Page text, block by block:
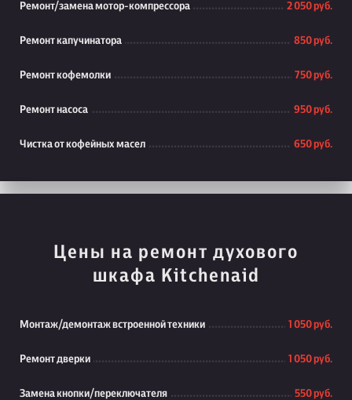
Ремонт/замена мотор-компрессора 2 050 руб.
Ремонт капучинатора 850 руб.
Ремонт кофемолки 750 руб.
Ремонт насоса 950 руб.
Чистка от кофейных масел 650 руб.
Цены на ремонт духового
шкафа Kitchenaid
Монтаж/демонтаж встроенной техники 1 050 руб.
Ремонт дверки 1 050 руб.
Замена кнопки/переключателя 550 руб.